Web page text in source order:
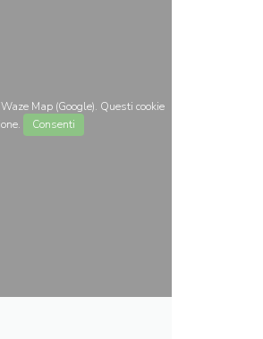
Map (Google). Questi cookie
Consenti